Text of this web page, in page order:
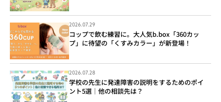
2026.07.29
コップで飲む練習に。大人気b.box「360カッ
プ」に待望の「くすみカラー」が新登場！
2026.07.28
学校の先生に発達障害の説明をするためのポイ
ント5選｜他の相談先は？